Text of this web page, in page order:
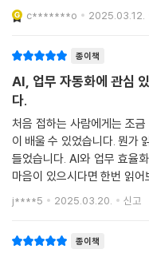
PART 07 커서 AI로 업무 자동
Chapter 26 커서 AI를 이용해
_[바로 실습 64] 커서 AI로
Chapter 27 마크다운 보고서
_[바로 실습 65] 자동화 코드
_[바로 실습 66] 커서 AI와
_[바로 실습 67] 여러 문서 한
_[바로 실습 69] 체크아웃 기
- 반복적인 업무에 지쳐 있는
- 코딩을 몰라도 자동화를 배
- 파이썬과 AI를 활용한 고급
《선생님을 위한 업무 자동화
생활을 시작할 수 있습니다.
해보세요!
작가의 말
교직 생활을 시작하며 예상치
잘 맞는 예가 아니다 보니 이
다. 그래서 이 책
c*******o 2025.03.12.
종이책
AI, 업무 자동화에 관심
다.
처음 접하는 사람에게는 조
이 배울 수 있었습니다. 뭔가
들었습니다. AI와 업무 효율
마음이 있으시다면 한번 읽
한 좋은 책 출간해주셔서 감
분야에 더 관
j****5 2025.03.20. 신고
종이책